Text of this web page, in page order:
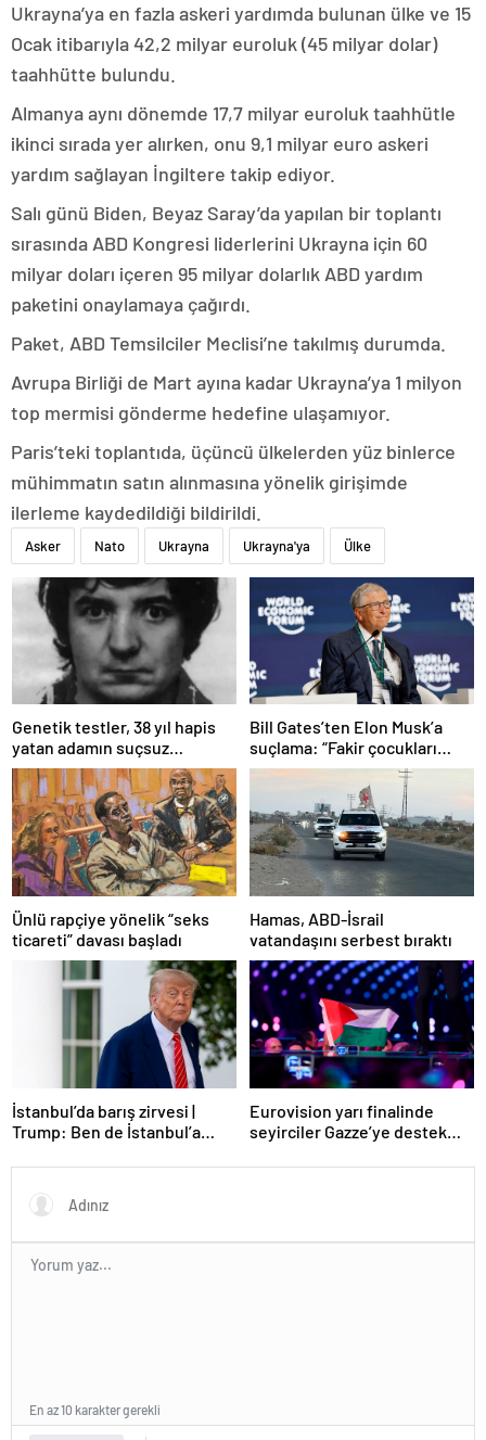
Ukrayna’ya en fazla askeri yardımda bulunan ülke ve 15
Ocak itibarıyla 42,2 milyar euroluk (45 milyar dolar)
taahhütte bulundu.
Almanya aynı dönemde 17,7 milyar euroluk taahhütle
ikinci sırada yer alırken, onu 9,1 milyar euro askeri
yardım sağlayan İngiltere takip ediyor.
Salı günü Biden, Beyaz Saray’da yapılan bir toplantı
sırasında ABD Kongresi liderlerini Ukrayna için 60
milyar doları içeren 95 milyar dolarlık ABD yardım
paketini onaylamaya çağırdı.
Paket, ABD Temsilciler Meclisi’ne takılmış durumda.
Avrupa Birliği de Mart ayına kadar Ukrayna’ya 1 milyon
top mermisi gönderme hedefine ulaşamıyor.
Paris’teki toplantıda, üçüncü ülkelerden yüz binlerce
mühimmatın satın alınmasına yönelik girişimde
ilerleme kaydedildiği bildirildi.
Asker Nato Ukrayna Ukrayna'ya Ülke
Genetik testler, 38 yıl hapis
yatan adamın suçsuz
olduğunu ortaya çıkardı
Bill Gates’ten Elon Musk’a
suçlama: “Fakir çocukları
öldürdü”
Ünlü rapçiye yönelik “seks
ticareti” davası başladı
Hamas, ABD-İsrail
vatandaşını serbest bıraktı
İstanbul’da barış zirvesi |
Trump: Ben de İstanbul’a
Eurovision yarı finalinde
seyirciler Gazze’ye destek
En az 10 karakter gerekli